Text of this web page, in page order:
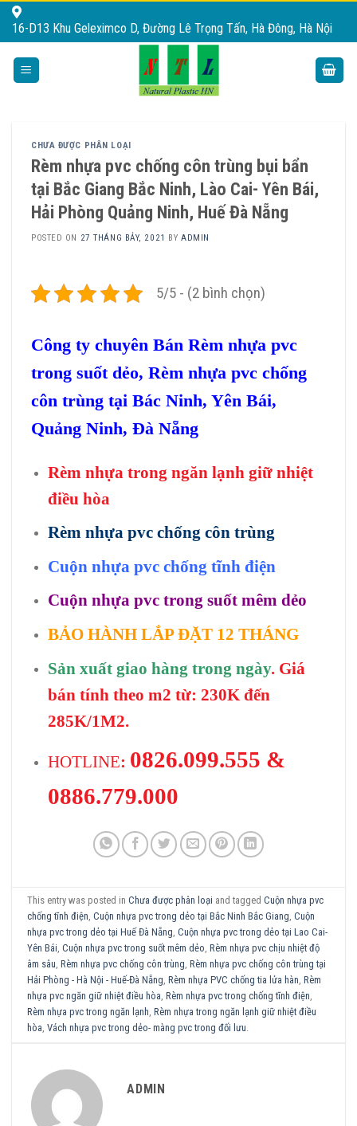
Skip
16-D13 Khu Geleximco D, Đường Lê Trọng Tấn, Hà Đông, Hà Nội
CHƯA ĐƯỢC PHÂN LOẠI
Rèm nhựa pvc chống côn trùng bụi bẩn
tại Bắc Giang Bắc Ninh, Lào Cai- Yên Bái,
Hải Phòng Quảng Ninh, Huế Đà Nẵng
POSTED ON 27 THÁNG BẢY, 2021 BY ADMIN
5/5 - (2 bình chọn)
Công ty chuyên Bán Rèm nhựa pvc
trong suốt dẻo, Rèm nhựa pvc chống
côn trùng tại Bác Ninh, Yên Bái,
Quảng Ninh, Đà Nẵng
Rèm nhựa trong ngăn lạnh giữ nhiệt
điều hòa
Rèm nhựa pvc chống côn trùng
Cuộn nhựa pvc chống tĩnh điện
Cuộn nhựa pvc trong suốt mêm dẻo
BẢO HÀNH LẮP ĐẶT 12 THÁNG
Sản xuất giao hàng trong ngày. Giá
bán tính theo m2 từ: 230K đến
285K/1M2.
HOTLINE: 0826.099.555 &
0886.779.000
This entry was posted inChưa được phân loại and taggedCuộn nhựa pvc
chống tĩnh điện,Cuộn nhựa pvc trong dẻo tại Bắc Ninh Bắc Giang,Cuộn
nhựa pvc trong dẻo tại Huế Đà Nẵng,Cuộn nhựa pvc trong dẻo tại Lao Cai-
Yên Bái,Cuộn nhựa pvc trong suốt mêm dẻo,Rèm nhựa pvc chịu nhiệt độ
âm sâu,Rèm nhựa pvc chống côn trùng,Rèm nhựa pvc chống côn trùng tại
Hải Phòng - Hà Nội - Huế-Đà Nẵng,Rèm nhựa PVC chống tia lửa hàn,Rèm
nhựa pvc ngăn giữ nhiệt điều hòa,Rèm nhựa pvc trong chống tĩnh điện,
Rèm nhựa pvc trong ngăn lạnh,Rèm nhựa trong ngăn lạnh giữ nhiệt điều
hòa,Vách nhựa pvc trong dẻo- màng pvc trong đối lưu.
ADMIN